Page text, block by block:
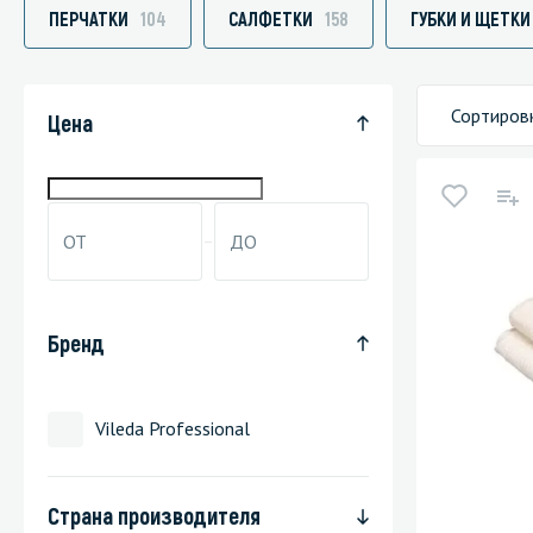
Защитные
Средства
Средства
Средства
ПЕРЧАТКИ 104 САЛФЕТКИ 158 ГУБКИ И ЩЕТКИ
Цена
Бренд
Vileda Professional
Страна производителя